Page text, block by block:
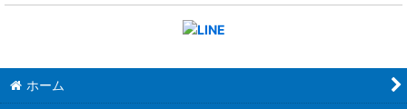
ホーム